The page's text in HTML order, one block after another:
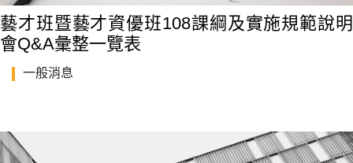
藝才班暨藝才資優班108課綱及實施規範說明
會Q&A彙整一覽表
一般消息